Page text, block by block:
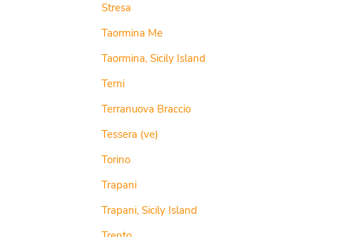
Stresa
Taormina Me
Taormina, Sicily Island
Terni
Terranuova Braccio
Tessera (ve)
Torino
Trapani
Trapani, Sicily Island